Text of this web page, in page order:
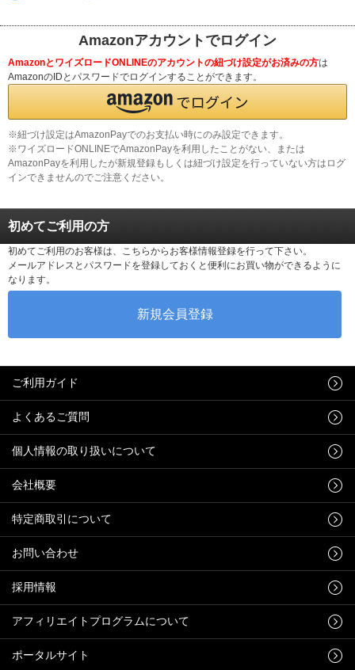
Amazonアカウントでログイン
AmazonとワイズロードONLINEのアカウントの紐づけ設定がお済みの方は
AmazonのIDとパスワードでログインすることができます。
※紐づけ設定はAmazonPayでのお支払い時にのみ設定できます。
※ワイズロードONLINEでAmazonPayを利用したことがない、または
AmazonPayを利用したが新規登録もしくは紐づけ設定を行っていない方はログ
インできませんのでご注意ください。
初めてご利用の方
初めてご利用のお客様は、こちらからお客様情報登録を行って下さい。
メールアドレスとパスワードを登録しておくと便利にお買い物ができるように
なります。
ご利用ガイド
よくあるご質問
個人情報の取り扱いについて
会社概要
特定商取引について
お問い合わせ
採用情報
アフィリエイトプログラムについて
ポータルサイト